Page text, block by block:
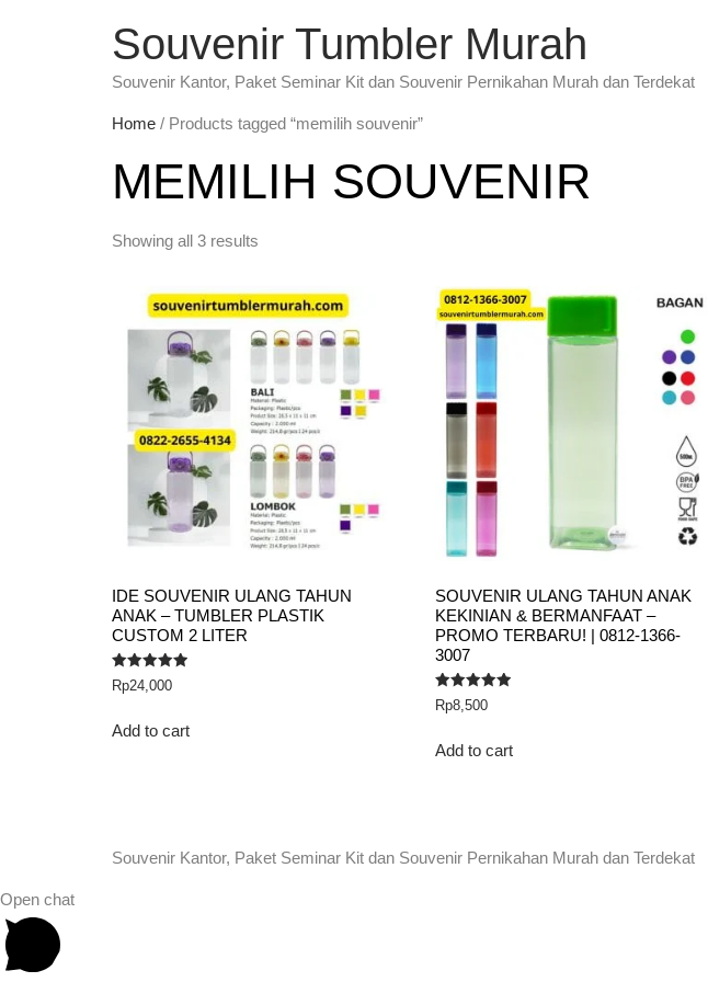
Souvenir Tumbler Murah
Souvenir Kantor, Paket Seminar Kit dan Souvenir Pernikahan Murah dan Terdekat
Home / Products tagged “memilih souvenir”
MEMILIH SOUVENIR
Showing all 3 results
IDE SOUVENIR ULANG TAHUN
ANAK – TUMBLER PLASTIK
CUSTOM 2 LITER
Rated
5.00
Rp24,000
Add to cart
SOUVENIR ULANG TAHUN ANAK
KEKINIAN & BERMANFAAT –
PROMO TERBARU! | 0812-1366-
3007
Rated
5.00
Rp8,500
Add to cart
Souvenir Kantor, Paket Seminar Kit dan Souvenir Pernikahan Murah dan Terdekat
Open chat